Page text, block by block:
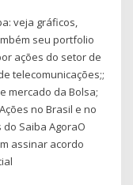
veja gráficos,
seu portfolio
ações do setor de
telecomunicações;;
mercado da Bolsa;
no Brasil e no
Saiba AgoraO
assinar acordo